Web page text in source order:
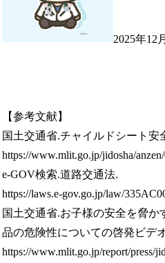
2025年
【参考文献】
国土交通省.チャイルドシート安
https://www.mlit.go.jp/jidosha/
e-GOV検索.道路交通法.
https://laws.e-gov.go.jp/law/
国土交通省.お子様の安全を脅
品の危険性についての啓発ビデ
https://www.mlit.go.jp/report/press/